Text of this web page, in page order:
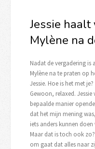
Jessie
Mylène na
Nadat de vergadering is
Mylène na te praten op
Jessie. Hoe is het met
Gewoon, relaxed.
bepaalde manier
dat het mijn mening
iets anders kunnen
Maar dat is toch ook
om gaat dat alles naar